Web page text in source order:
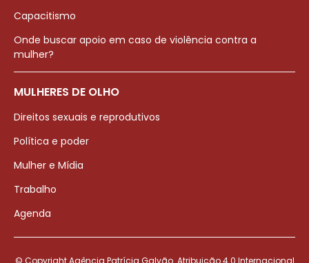
Capacitismo
Onde buscar apoio em caso de violência contra a
mulher?
MULHERES DE OLHO
Direitos sexuais e reprodutivos
Política e poder
Mulher e Mídia
Trabalho
Agenda